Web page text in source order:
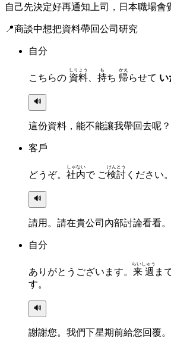
自己先決定好再通知上司，日本職場會
📍商談中想把資料帶回公司研究
自分
こちらの 資料
しりょう
持
も
ち 帰
かえ
らせて い
🔊
這份資料，能不能讓我帶回去呢？
客戶
どうぞ。 社内
しゃない
で ご検討
けんとう
ください。
🔊
請用。請在貴公司內部討論看看。
自分
ありがとうございます。 来週
らいしゅう
ま
す。
🔊
謝謝您。我們下星期前給您回覆。